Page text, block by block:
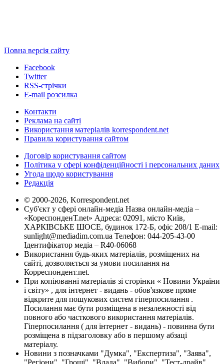
Повна версія сайту
Facebook
Twitter
RSS-стрічки
E-mail розсилка
Контакти
Реклама на сайті
Використання матеріалів korrespondent.net
Правила користування сайтом
Договір користування сайтом
Політика у сфері конфіденційності і персональних даних
Угода щодо користування
Редакція
© 2000-2026, Korrespondent.net
Суб'єкт у сфері онлайн-медіа Назва онлайн-медіа –
«КореспонденТ.net» Адреса: 02091, місто Київ,
ХАРКІВСЬКЕ ШОСЕ, будинок 172-Б, офіс 208/1 E-mail:
sunlight@mediadim.com.ua Телефон: 044-205-43-00
Ідентифікатор медіа – R40-06068
Використання будь-яких матеріалів, розміщених на
сайті, дозволяється за умови посилання на
Корреспондент.net.
При копіюванні матеріалів зі сторінки « Новини України
і світу» , для інтернет - видань - обов'язкове пряме
відкрите для пошукових систем гіперпосилання .
Посилання має бути розміщена в незалежності від
повного або часткового використання матеріалів.
Гіперпосилання ( для інтернет - видань) - повинна бути
розміщена в підзаголовку або в першому абзаці
матеріалу.
Новини з позначками "Думка", "Експертиза", "Заява",
"Регіони", "Гроші", "Влада", "Вибори", "Тест-драйв",